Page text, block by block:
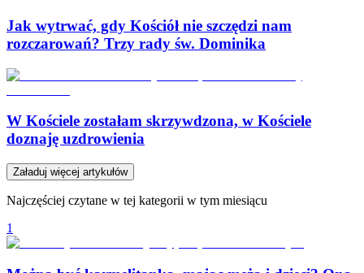
Jak wytrwać, gdy Kościół nie szczędzi nam
rozczarowań? Trzy rady św. Dominika
W Kościele zostałam skrzywdzona, w Kościele
doznaję uzdrowienia
Załaduj więcej artykułów
Najczęściej czytane w tej kategorii w tym miesiącu
1